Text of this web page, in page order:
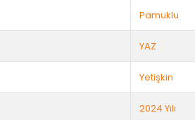
Pamuklu
YAZ
Yetişkin
2024 Yılı